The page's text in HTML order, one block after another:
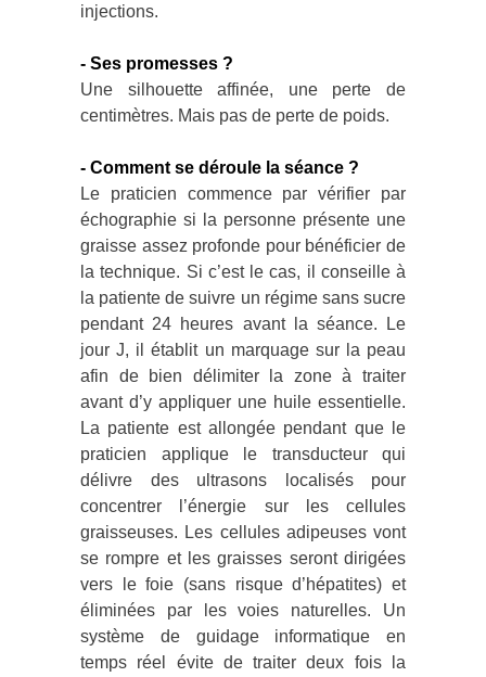
injections.
- Ses promesses ?
Une silhouette affinée, une perte de
centimètres. Mais pas de perte de poids.
- Comment se déroule la séance ?
Le praticien commence par vérifier par
échographie si la personne présente une
graisse assez profonde pour bénéficier de
la technique. Si c’est le cas, il conseille à
la patiente de suivre un régime sans sucre
pendant 24 heures avant la séance. Le
jour J, il établit un marquage sur la peau
afin de bien délimiter la zone à traiter
avant d’y appliquer une huile essentielle.
La patiente est allongée pendant que le
praticien applique le transducteur qui
délivre des ultrasons localisés pour
concentrer l’énergie sur les cellules
graisseuses. Les cellules adipeuses vont
se rompre et les graisses seront dirigées
vers le foie (sans risque d’hépatites) et
éliminées par les voies naturelles. Un
système de guidage informatique en
temps réel évite de traiter deux fois la